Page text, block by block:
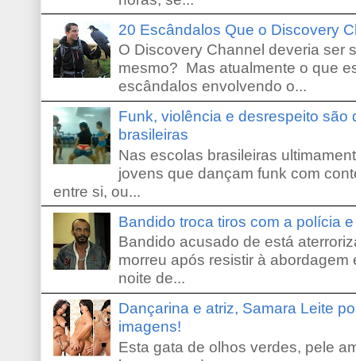
20 Escândalos Que o Discovery
O Discovery Channel deveria ser
mesmo? Mas atualmente o que
escândalos envolvendo o...
Funk, violência e desrespeito são
brasileiras
Nas escolas brasileiras
jovens que dançam funk com
entre si, ou...
Bandido troca tiros com a polícia
Bandido acusado de está
morreu após resistir à
noite de...
Dançarina e atriz, Samara Leite
imagens!
Esta gata de olhos verdes, pele